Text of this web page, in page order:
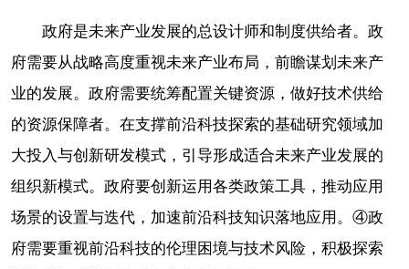
政府是未来产业发展的总设计师和制度供给者。政
府需要从战略高度重视未来产业布局，前瞻谋划未来产
业的发展。政府需要统筹配置关键资源，做好技术供给
的资源保障者。在支撑前沿科技探索的基础研究领域加
大投入与创新研发模式，引导形成适合未来产业发展的
组织新模式。政府要创新运用各类政策工具，推动应用
场景的设置与迭代，加速前沿科技知识落地应用。④政
府需要重视前沿科技的伦理困境与技术风险，积极探索